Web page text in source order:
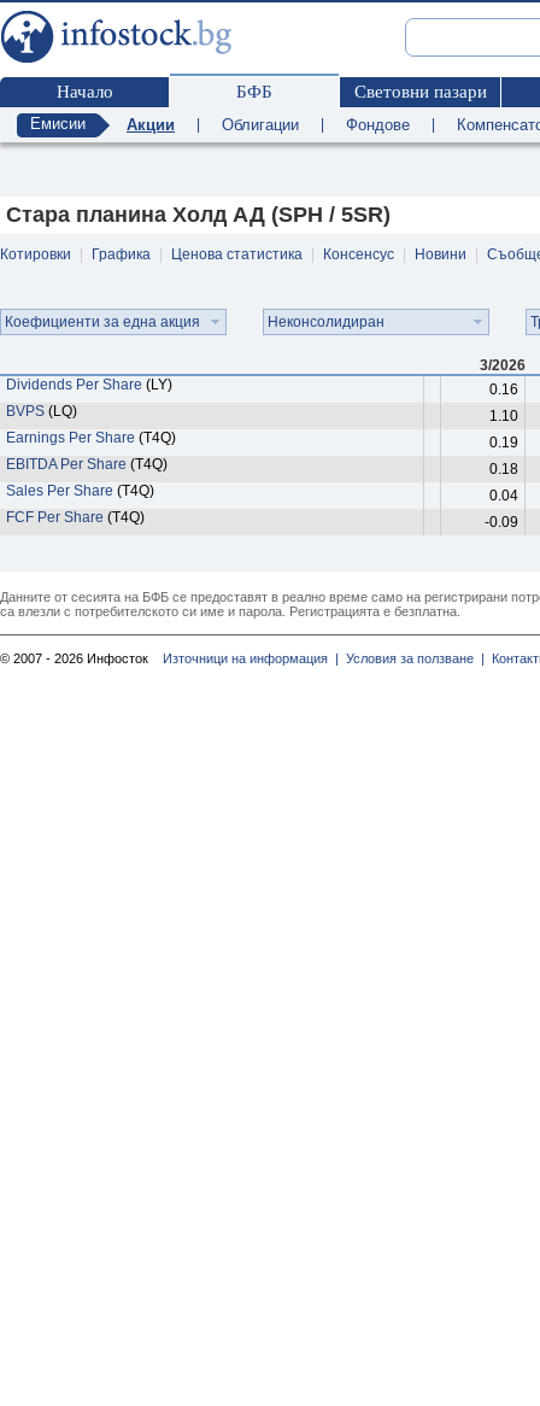
Начало БФБ Световни пазари
Емисии Акции Облигации Фондове
Стара планина Холд АД (SPH / 5SR)
Котировки Графика Ценова статистика Консенсус Новини
Коефициенти за една акция Неконсолидиран
3/2026
Dividends Per Share (LY)
0.16
BVPS (LQ)
1.10
Earnings Per Share (T4Q)
0.19
EBITDA Per Share (T4Q)
0.18
Sales Per Share (T4Q)
0.04
FCF Per Share (T4Q) -0.09
Данните от сесията на БФБ се предоставят в реално време само на регистрирани
са влезли с потребителското си име и парола. Регистрацията е безплатна.
© 2007 - 2026 Инфосток Източници на информация | Условия за ползване |